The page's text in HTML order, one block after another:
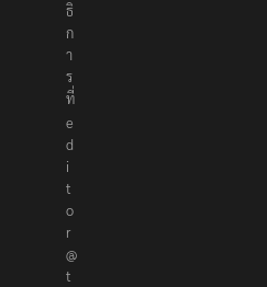
ธิ
ก
า
ร
ที่
e
d
i
t
o
r
@
t